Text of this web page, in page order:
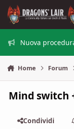
Vai al contenuto
Nuova
Home Forum
Mind switch
Condividi